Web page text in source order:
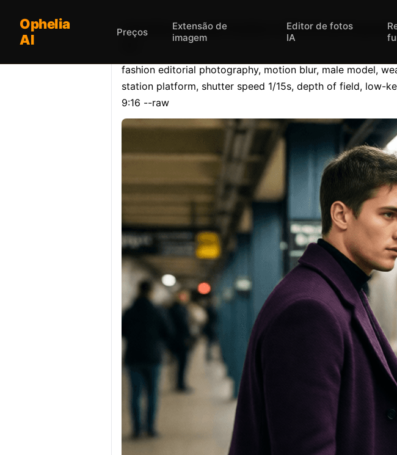
Opheliaai prompt:fashion editorial
fashion editorial photography, motion blur, male model,
station platform, shutter speed 1/15s, depth of field, low-
9:16 --raw
Ophelia
AI
Preços
Extensão de
imagem
Editor de fotos
IA